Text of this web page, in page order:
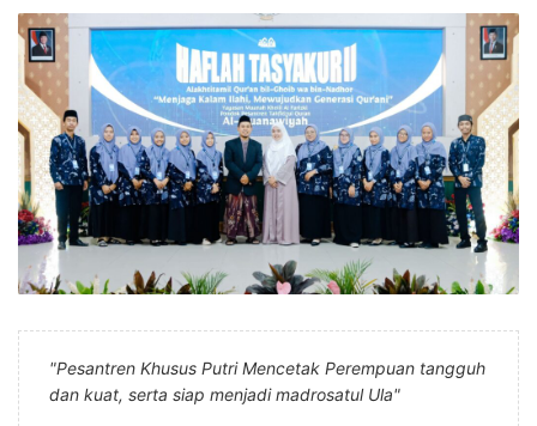
"Pesantren Khusus Putri Mencetak Perempuan tangguh
dan kuat, serta siap menjadi madrosatul Ula"